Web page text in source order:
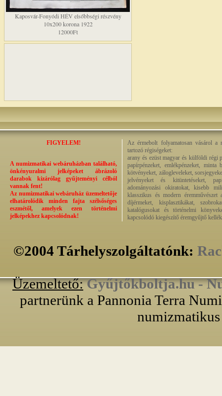
Kaposvár-Fonyódi HÉV elsőbbségi részvény
10x200 korona 1922
12000Ft
FIGYELEM!
A numizmatikai webáruházban található,
önkényuralmi jelképeket ábrázoló
darabok kizárólag gyűjteményi célból
vannak fent!
Az numizmatikai webáruház üzemeltetője
elhatárolódik minden fajta szélsőséges
eszmétől, amelyek ezen történelmi
jelképekhez kapcsolódnak!
Az érmebolt folyamatosan vásárol a
tartozó régiségeket:
arany és ezüst magyar és külföldi régi
papírpénzeket, emlékpénzeket, minta
kötvényeket, zálogleveleket,
jelvényeket és kitüntetéseket,
adományozási okiratokat, kisebb
klasszikus és modern éremművészet
díjérmeket, kisplasztikákat,
katalógusokat és történelmi
kapcsolódó kiegészítő éremgyűjtő
©2004 Tárhelyszolgáltatónk:
Üzemeltető: Gyűjtőkboltja.hu -
partnerünk a Pannonia Terra
numizmatikus